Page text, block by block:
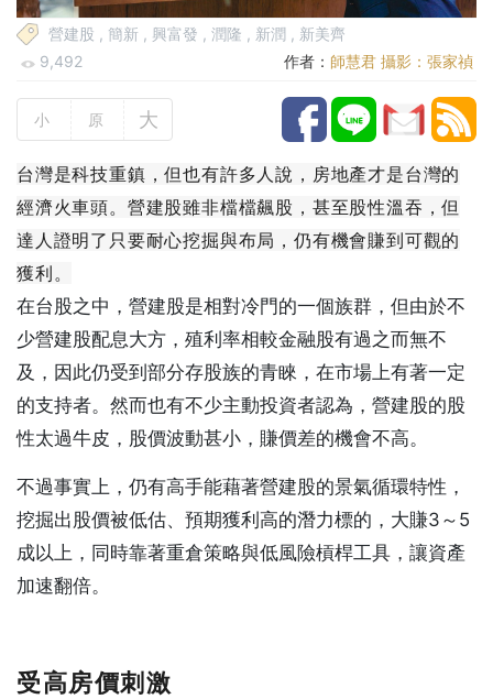
營建股 , 簡新 , 興富發 , 潤隆 , 新潤 , 新美齊
9,492
作者： 師慧君 攝影：張家禎
小 原 大
台灣是科技重鎮，但也有許多人說，房地產才是台灣的
經濟火車頭。營建股雖非檔檔飆股，甚至股性溫吞，但
達人證明了只要耐心挖掘與布局，仍有機會賺到可觀的
獲利。
在台股之中，營建股是相對冷門的一個族群，但由於不
少營建股配息大方，殖利率相較金融股有過之而無不
及，因此仍受到部分存股族的青睞，在市場上有著一定
的支持者。然而也有不少主動投資者認為，營建股的股
性太過牛皮，股價波動甚小，賺價差的機會不高。
不過事實上，仍有高手能藉著營建股的景氣循環特性，
挖掘出股價被低估、預期獲利高的潛力標的，大賺3～5
成以上，同時靠著重倉策略與低風險槓桿工具，讓資產
加速翻倍。
受高房價刺激